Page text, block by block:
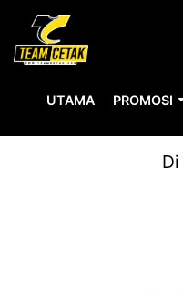
UTAMA PROMOSI
Di